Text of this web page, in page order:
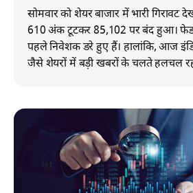
सोमवार को शेयर बाजार में भारी गिरावट
610 अंक टूटकर 85,102 पर बंद हुआ।
पहले निवेशक डरे हुए हैं। हालांकि, आज
जैसे शेयरों में बड़ी खबरों के चलते हलचल